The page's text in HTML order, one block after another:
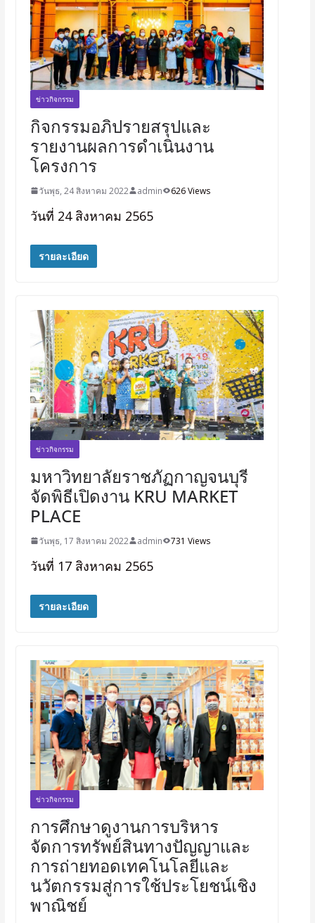
ข่าวกิจกรรม
กิจกรรมอภิปรายสรุปและ
รายงานผลการดำเนินงาน
โครงการ
วันพุธ, 24 สิงหาคม 2022 admin 626 Views
วันที่ 24 สิงหาคม 2565
รายละเอียด
ข่าวกิจกรรม
มหาวิทยาลัยราชภัฏกาญจนบุรี
จัดพิธีเปิดงาน KRU MARKET
PLACE
วันพุธ, 17 สิงหาคม 2022 admin 731 Views
วันที่ 17 สิงหาคม 2565
รายละเอียด
ข่าวกิจกรรม
การศึกษาดูงานการบริหาร
จัดการทรัพย์สินทางปัญญาและ
การถ่ายทอดเทคโนโลยีและ
นวัตกรรมสู่การใช้ประโยชน์เชิง
พาณิชย์